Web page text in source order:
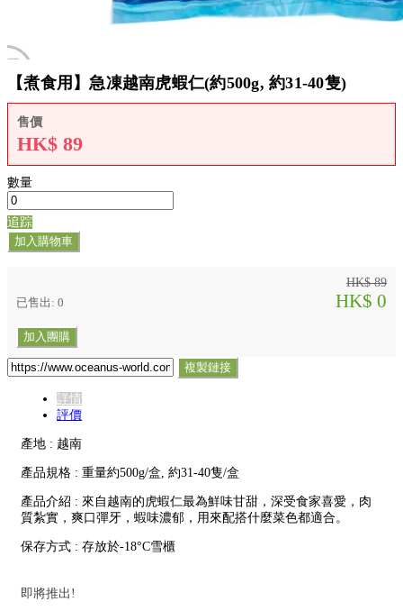
【煮食用】急凍越南虎蝦仁(約500g, 約31-40隻)
售價
HK$ 89
數量
追踪
加入購物車
HK$ 89
已售出: 0 HK$ 0
加入團購
複製鏈接
詳情
評價
產地 : 越南
產品規格 : 重量約500g/盒, 約31-40隻/盒
產品介紹 : 來自越南的虎蝦仁最為鮮味甘甜，深受食家喜愛，肉
質紮實，爽口彈牙，蝦味濃郁，用來配搭什麼菜色都適合。
保存方式 : 存放於-18°C雪櫃
即將推出!